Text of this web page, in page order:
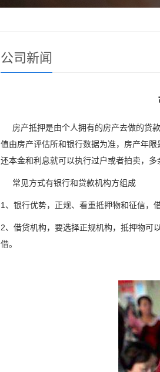
公司新闻
房产抵押是由个人拥有的房产去做的贷
值由房产评估所和银行数据为准，房产年
还本金和利息就可以执行过户或者拍卖，
常见方式有银行和贷款机构方组成
1、银行优势，正规、看重抵押物和征信，
2、借贷机构，要选择正规机构，抵押物可
借。